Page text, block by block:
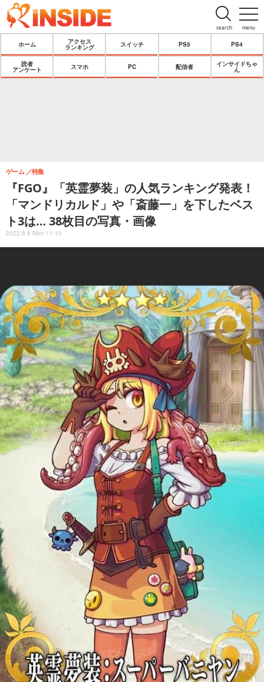
menu
search
ホーム
アクセス
ランキング
スイッチ PS5 PS4
読者
アンケート
スマホ PC 配信者
インサイドちゃ
ん
『FGO』「英霊夢装」の人気ランキング発表！
「マンドリカルド」や「斎藤一」を下したベス
ト3は… 38枚目の写真・画像
ゲーム 特集
2022.8.8 Mon 11:10